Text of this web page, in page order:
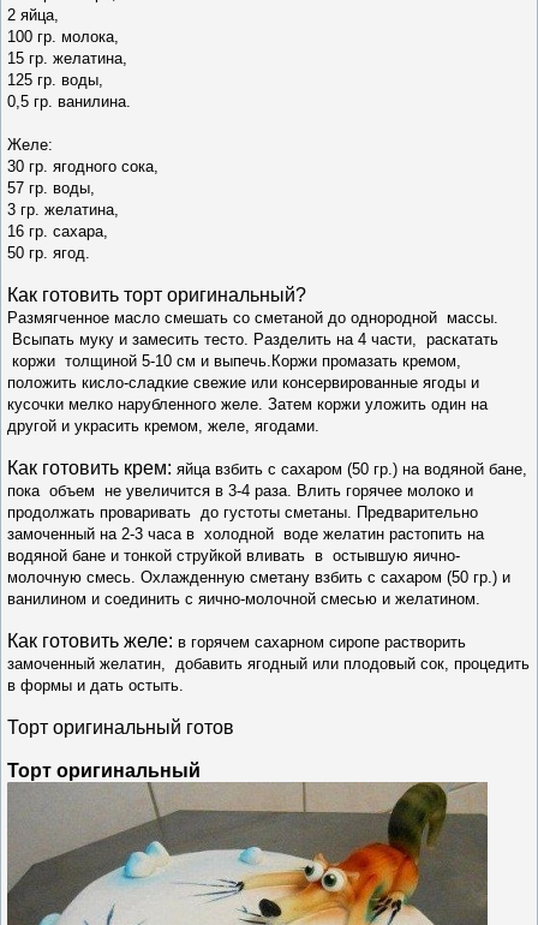
2 яйца,
100 гр. молока,
15 гр. желатина,
125 гр. воды,
0,5 гр. ванилина.
Желе:
30 гр. ягодного сока,
57 гр. воды,
3 гр. желатина,
16 гр. сахара,
50 гр. ягод.
Как готовить торт оригинальный?
Размягченное масло смешать со сметаной до однородной массы.
Всыпать муку и замесить тесто. Разделить на 4 части, раскатать
коржи толщиной 5-10 см и выпечь.Коржи промазать кремом,
положить кисло-сладкие свежие или консервированные ягоды и
кусочки мелко нарубленного желе. Затем коржи уложить один на
другой и украсить кремом, желе, ягодами.
Как готовить крем: яйца взбить с сахаром (50 гр.) на водяной бане,
пока объем не увеличится в 3-4 раза. Влить горячее молоко и
продолжать проваривать до густоты сметаны. Предварительно
замоченный на 2-3 часа в холодной воде желатин растопить на
водяной бане и тонкой струйкой вливать в остывшую яично-
молочную смесь. Охлажденную сметану взбить с сахаром (50 гр.) и
ванилином и соединить с яично-молочной смесью и желатином.
Как готовить желе: в горячем сахарном сиропе растворить
замоченный желатин, добавить ягодный или плодовый сок, процедить
в формы и дать остыть.
Торт оригинальный готов
Торт оригинальный